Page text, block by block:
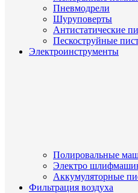
Пневмодрели
Шуруповерты
Антистатические
Пескоструйные
Электроинструменты
Полировальные
Электро
Аккумуляторные
Фильтрация воздуха